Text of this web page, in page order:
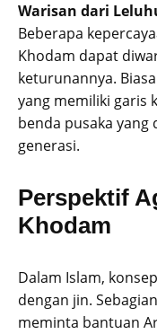
Warisan dari
Beberapa
Khodam dapat
keturunannya.
yang memiliki garis
benda pusaka yang
generasi.
Perspektif
Khodam
Dalam Islam,
dengan jin.
meminta bantuan